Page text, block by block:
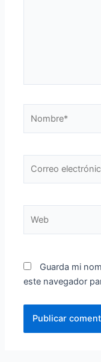
Guarda mi
este navegador